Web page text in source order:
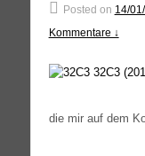
Posted on 14/
Kommentare ↓
die mir auf dem